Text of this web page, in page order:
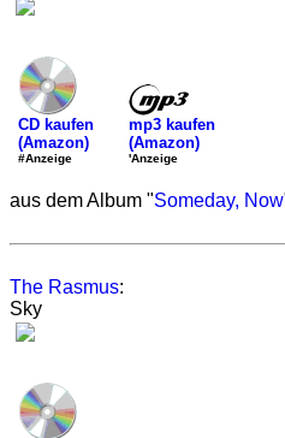
CD kaufen
(Amazon)
#Anzeige
mp3 kaufen
(Amazon)
'Anzeige
aus dem Album "Someday, Now
The Rasmus:
Sky